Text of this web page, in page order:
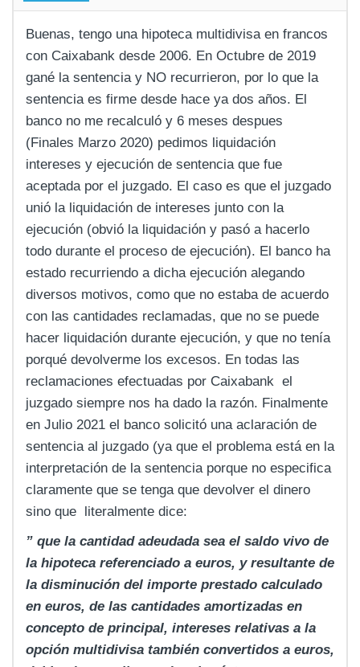
Buenas, tengo una hipoteca multidivisa en francos
con Caixabank desde 2006. En Octubre de 2019
gané la sentencia y NO recurrieron, por lo que la
sentencia es firme desde hace ya dos años. El
banco no me recalculó y 6 meses despues
(Finales Marzo 2020) pedimos liquidación
intereses y ejecución de sentencia que fue
aceptada por el juzgado. El caso es que el juzgado
unió la liquidación de intereses junto con la
ejecución (obvió la liquidación y pasó a hacerlo
todo durante el proceso de ejecución). El banco ha
estado recurriendo a dicha ejecución alegando
diversos motivos, como que no estaba de acuerdo
con las cantidades reclamadas, que no se puede
hacer liquidación durante ejecución, y que no tenía
porqué devolverme los excesos. En todas las
reclamaciones efectuadas por Caixabank el
juzgado siempre nos ha dado la razón. Finalmente
en Julio 2021 el banco solicitó una aclaración de
sentencia al juzgado (ya que el problema está en la
interpretación de la sentencia porque no especifica
claramente que se tenga que devolver el dinero
sino que literalmente dice:
” que la cantidad adeudada sea el saldo vivo de
la hipoteca referenciado a euros, y resultante de
la disminución del importe prestado calculado
en euros, de las cantidades amortizadas en
concepto de principal, intereses relativas a la
opción multidivisa también convertidos a euros,